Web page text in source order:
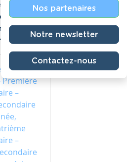
la
règles
de
Première
–
–
Nos partenaires
Notre newsletter
Contactez-nous